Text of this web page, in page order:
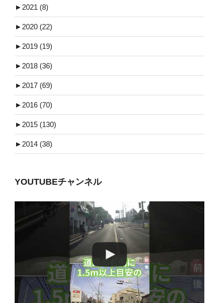
► 2021 (8)
► 2020 (22)
► 2019 (19)
► 2018 (36)
► 2017 (69)
► 2016 (70)
► 2015 (130)
► 2014 (38)
YOUTUBEチャンネル